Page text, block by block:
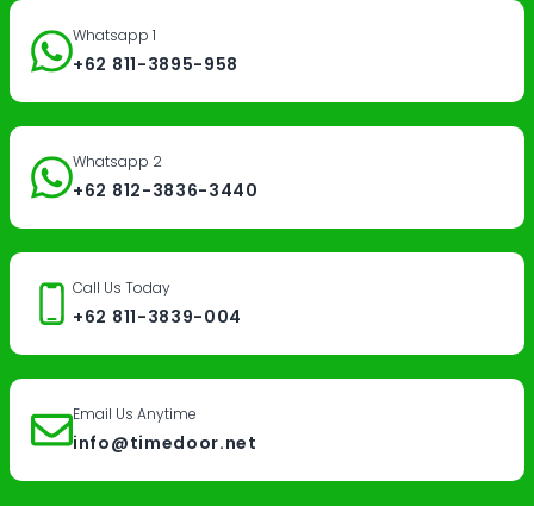
Whatsapp 1
+62 811-3895-958
Whatsapp 2
+62 812-3836-3440
Call Us Today
+62 811-3839-004
Email Us Anytime
info@timedoor.net